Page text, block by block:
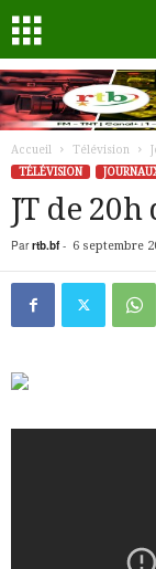
Accueil Télévision
TÉLÉVISION
JT de
Par rtb.bf- 6 septembre